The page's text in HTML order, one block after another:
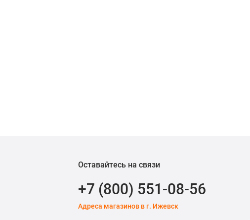
Оставайтесь на связи
+7 (800) 551-08-56
Адреса магазинов в г. Ижевск